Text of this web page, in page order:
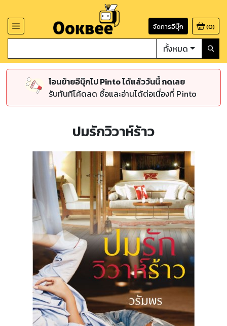
จัดการอีบุ๊ก (0)
ทั้งหมด
โอนย้ายอีบุ๊กไป Pinto ได้แล้ววันนี้ กดเลย
รับทันทีโค้ดลด ซื้อและอ่านได้ต่อเนื่องที่ Pinto
ปมรักวิวาห์ร้าว